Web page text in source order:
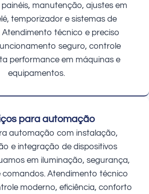
manutenção, ajustes em
temporizador e sistemas de
técnico e preciso
seguro, controle
performance em máquinas e
equipamentos.
para automação
automação com instalação,
e integração de dispositivos
em iluminação, segurança,
comandos. Atendimento técnico
moderno, eficiência, conforto